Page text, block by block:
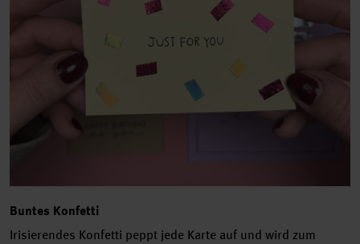
Buntes Konfetti
Irisierendes Konfetti peppt jede Karte auf und wird zum